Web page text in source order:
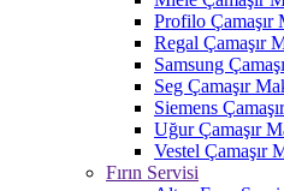
Profilo Çamaşır
Regal Çamaşır
Samsung
Seg Çamaşır
Siemens
Uğur Çamaşır
Vestel Çamaşır
Fırın Servisi